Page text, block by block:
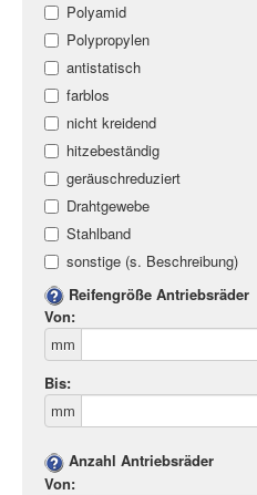
Polyamid
Polypropylen
antistatisch
farblos
nicht kreidend
hitzebeständig
geräuschreduziert
Drahtgewebe
Stahlband
sonstige (s. Beschreibung)
Reifengröße Antriebsräder
Von:
mm
Bis:
mm
Anzahl Antriebsräder
Von: